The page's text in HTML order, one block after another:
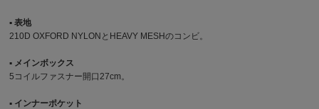
▪︎ 表地
210D OXFORD NYLONとHEAVY MESHのコンビ。
▪︎ メインボックス
5コイルファスナー開口27cm。
▪︎ インナーポケット